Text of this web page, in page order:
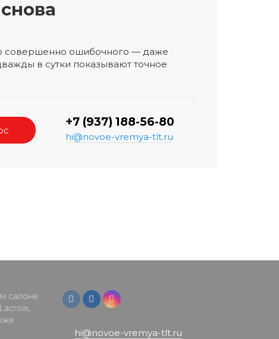
совершенно ошибочного — даже
в сутки показывают точное
+7 (937) 188-56-80
hi@novoe-vremya-tlt.ru
салоне
hi@novoe-vremya-tlt.ru